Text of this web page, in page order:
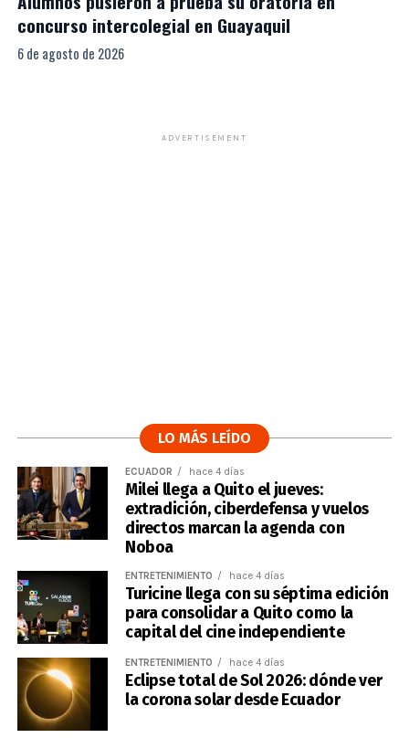
concurso intercolegial en Guayaquil
6 de agosto de 2026
ADVERTISEMENT
LO MÁS LEÍDO
ECUADOR hace 4 días
Milei llega a Quito el jueves:
extradición, ciberdefensa y vuelos
directos marcan la agenda con
Noboa
ENTRETENIMIENTO hace 4 días
Turicine llega con su séptima edición
para consolidar a Quito como la
capital del cine independiente
ENTRETENIMIENTO hace 4 días
Eclipse total de Sol 2026: dónde ver
la corona solar desde Ecuador